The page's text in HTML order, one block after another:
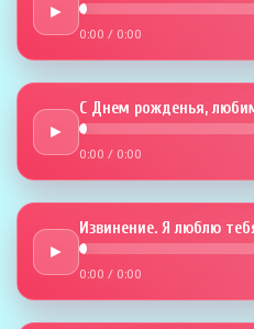
►
0:00 / 0:00
►
С Днем рожденья,
0:00 / 0:00
►
Извинение. Я люблю
0:00 / 0:00